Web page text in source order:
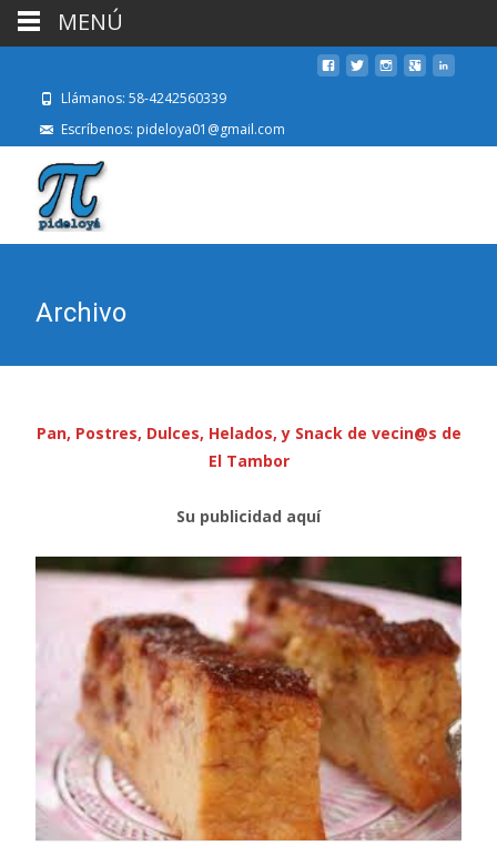
Llámanos: 58-4242560339
Escríbenos: pideloya01@gmail.com
Archivo
Pan, Postres, Dulces, Helados, y Snack de vecin@s de
El Tambor
Su publicidad aquí
MENÚ